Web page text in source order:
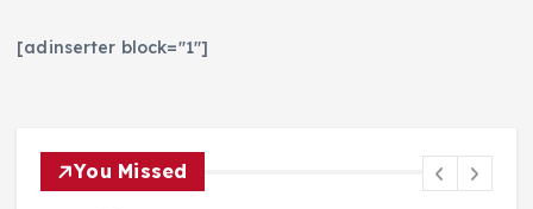
[adinserter block="1"]
You Missed